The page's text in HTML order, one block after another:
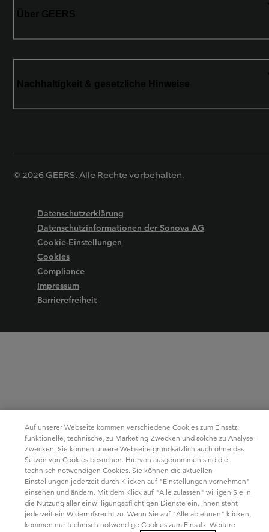
© 2026 GEERS. Alle Rechte vorbehalten.
Datenschutzerklärung
Datenschutzinformationen der Sonova AG
Cookie-Einstellungen
Cookies
Compliance
Impressum
Barrierefreiheit
Auf unserer Webseite kommen verschiedene Cookies zum Einsatz:
funktionelle, technische, zu Marketing-Zwecken und solche zu Analyse-
Zwecken; Sie können unsere Webseite grundsätzlich auch ohne das
Setzen von Cookies besuchen. Hiervon ausgenommen sind die
technisch notwendigen Cookies. Sie können die aktuellen
Einstellungen jederzeit durch Klicken auf "Einstellungen vornehmen"
einsehen und ändern. Mit dem Klick auf "Alle zulassen" willigen Sie in
die Nutzung aller einwilligungspflichtigen Dienste ein. Ihnen steht
jederzeit ein Widerrufsrecht zu. Wenn Sie auf "Alle ablehnen" klicken,
kommen nur technisch notwendige Cookies zum Einsatz. Weitere